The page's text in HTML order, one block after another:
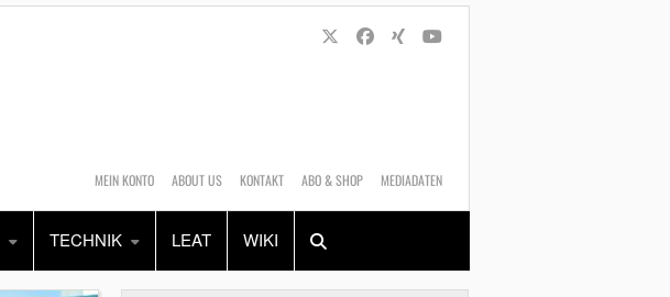
MEIN KONTO ABOUT US KONTAKT ABO & SHOP MEDIADATEN
TECHNIK LEAT WIKI
Alles Shop